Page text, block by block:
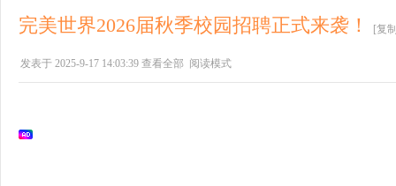
吉 » › › ›
完美世界2026届秋季校园招聘正式来袭！ [复
发表于 2025-9-17 14:03:39 查看全部 阅读模式